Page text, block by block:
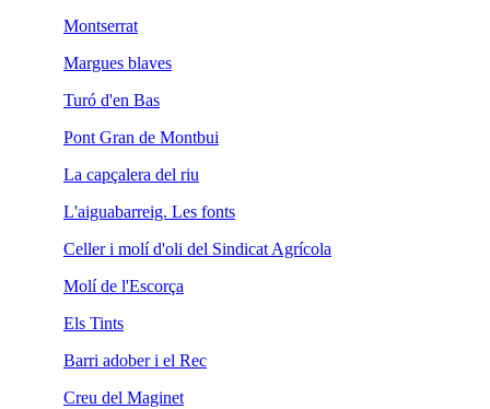
Montserrat
Margues blaves
Turó d'en Bas
Pont Gran de Montbui
La capçalera del riu
L'aiguabarreig. Les fonts
Celler i molí d'oli del Sindicat Agrícola
Molí de l'Escorça
Els Tints
Barri adober i el Rec
Creu del Maginet